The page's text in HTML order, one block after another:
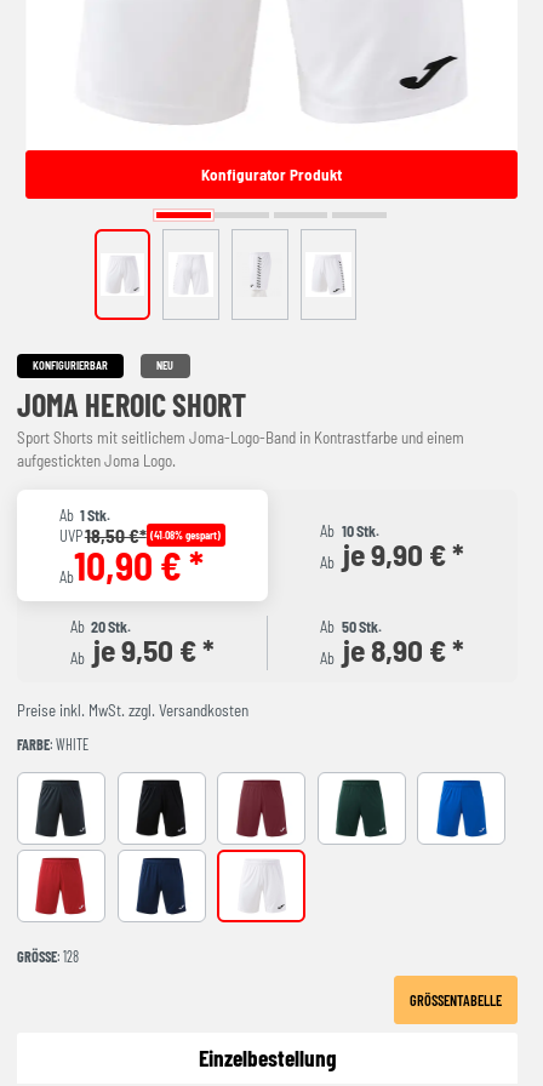
Konfigurator Produkt
KONFIGURIERBAR NEU
JOMA HEROIC SHORT
Sport Shorts mit seitlichem Joma-Logo-Band in Kontrastfarbe und einem
aufgestickten Joma Logo.
Ab 1 Stk.
UVP18,50 €* (41.08% gespart)
Ab10,90 € *
Ab 10 Stk.
Ab je 9,90 € *
Ab 20 Stk.
Ab je 9,50 € *
Ab 50 Stk.
Ab je 8,90 € *
Preise inkl. MwSt. zzgl. Versandkosten
FARBE: WHITE
ANTHRACITE BLACK BURGUNDY GREEN ROYAL
red NAVY White
GRÖSSE : 128
GRÖSSENTABELLE
Einzelbestellung